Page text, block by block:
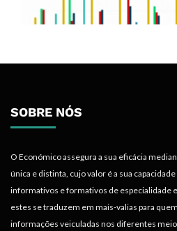
SOBRE NÓS
O Económico assegura a sua eficácia
única e distinta, cujo valor é a sua
informativos e formativos de especialidade
estes se traduzem em mais-valias para
informações veiculadas nos diferentes